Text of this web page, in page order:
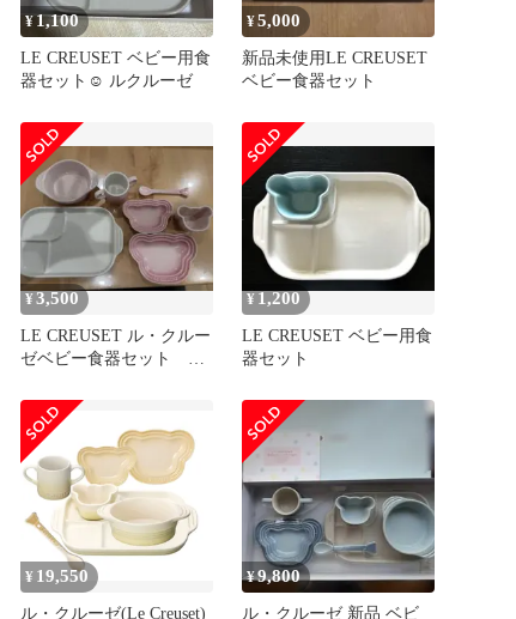
¥1,100
LE CREUSET ベビー用食
器セット☺︎ ルクルーゼ
¥5,000
新品未使用LE CREUSET
ベビー食器セット
¥3,500
LE CREUSET ル・クルー
ゼベビー食器セット 計
¥1,200
LE CREUSET ベビー用食
器セット
¥ 19,550
ル・クルーゼ(Le Creuset)
¥9,800
ル・クルーゼ 新品 ベビ